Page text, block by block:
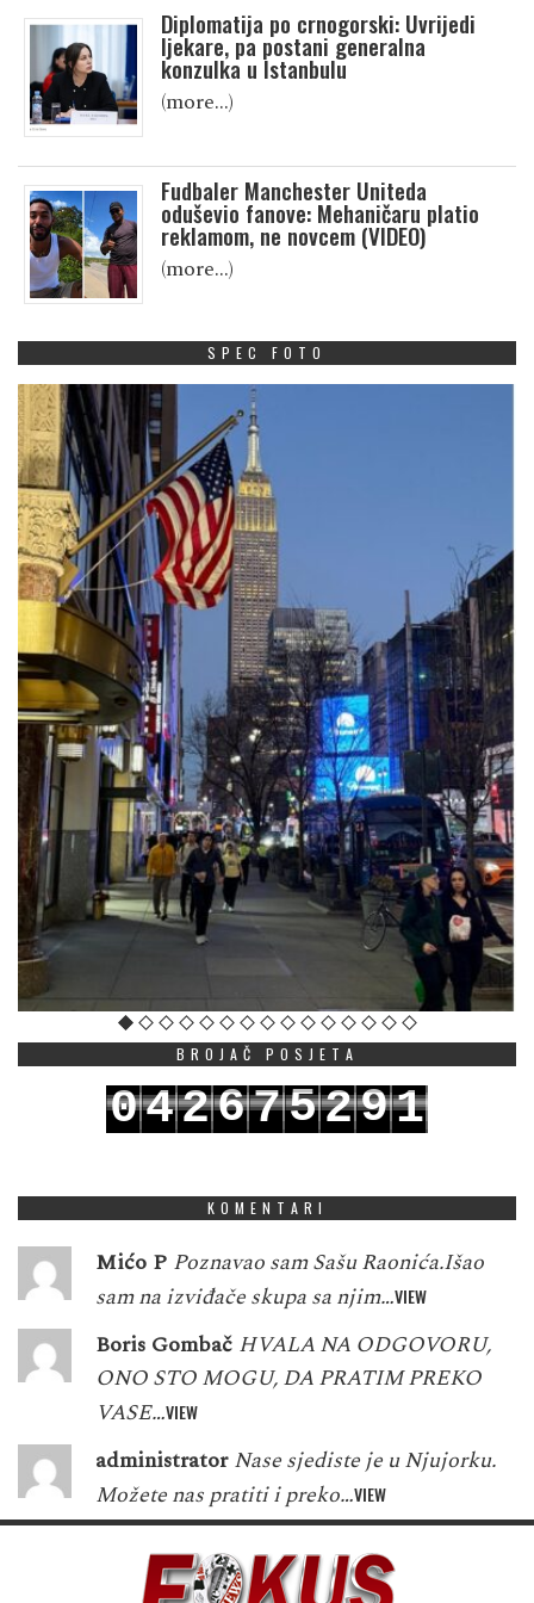
Diplomatija po crnogorski: Uvrijedi
ljekare, pa postani generalna
konzulka u Istanbulu
(more…)
Fudbaler Manchester Uniteda
oduševio fanove: Mehaničaru platio
reklamom, ne novcem (VIDEO)
(more…)
SPEC FOTO
BROJAČ POSJETA
042675291
KOMENTARI
Mićo P Poznavao sam Sašu Raonića.Išao
sam na izviđače skupa sa njim…VIEW
Boris Gombač HVALA NA ODGOVORU,
ONO STO MOGU, DA PRATIM PREKO
VASE…VIEW
administrator Nase sjediste je u Njujorku.
Možete nas pratiti i preko…VIEW